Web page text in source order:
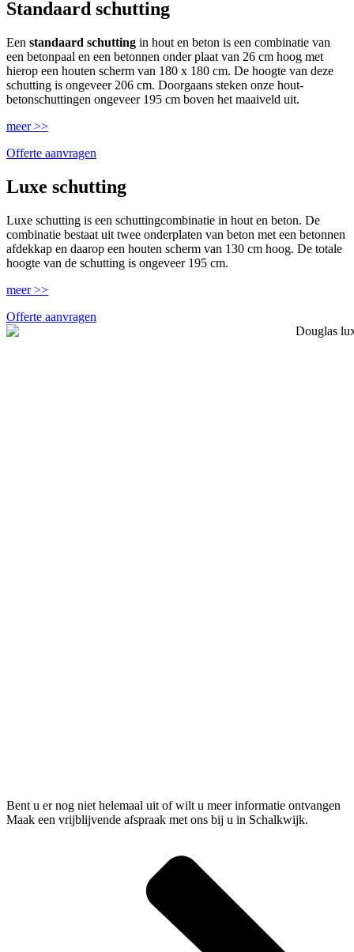
Standaard schutting
Een standaard schutting in hout en beton is een combinatie van
een betonpaal en een betonnen onder plaat van 26 cm hoog met
hierop een houten scherm van 180 x 180 cm. De hoogte van deze
schutting is ongeveer 206 cm. Doorgaans steken onze hout-
betonschuttingen ongeveer 195 cm boven het maaiveld uit.
meer >>
Offerte aanvragen
Luxe schutting
Luxe schutting is een schuttingcombinatie in hout en beton. De
combinatie bestaat uit twee onderplaten van beton met een betonnen
afdekkap en daarop een houten scherm van 130 cm hoog. De totale
hoogte van de schutting is ongeveer 195 cm.
meer >>
Offerte aanvragen
Bent u er nog niet helemaal uit of wilt u meer informatie ontvangen
Maak een vrijblijvende afspraak met ons bij u in Schalkwijk.